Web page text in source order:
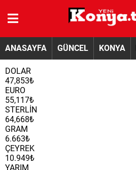
ANASAYFA GÜNCEL KONYA
DOLAR
47,853₺
EURO
55,117₺
STERLİN
64,668₺
GRAM
6.663₺
ÇEYREK
10.949₺
YARIM